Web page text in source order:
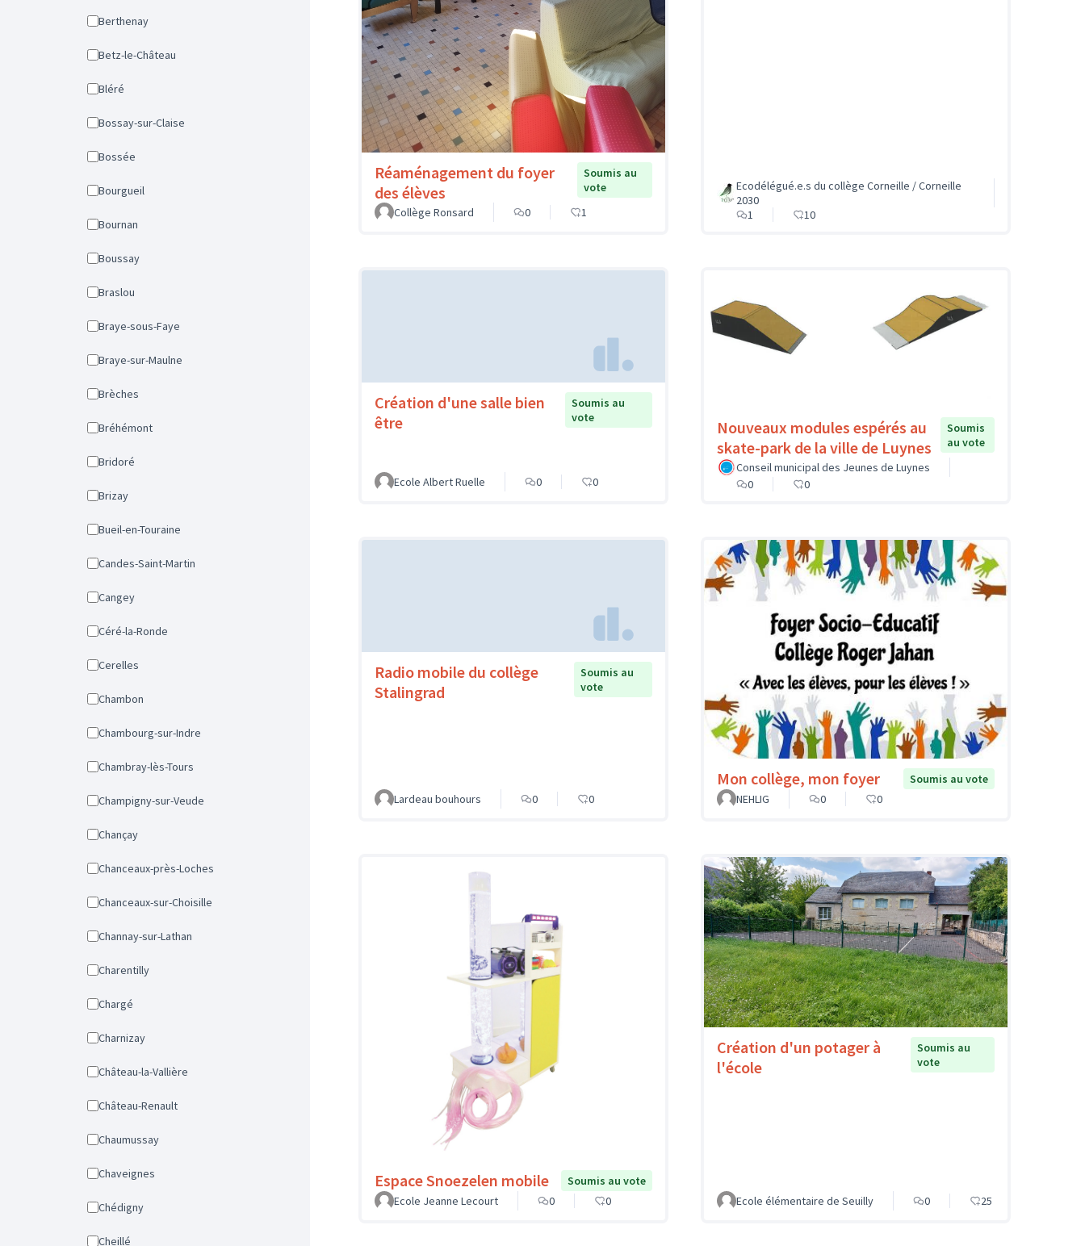
Berthenay
Betz-le-Château
Bléré
Bossay-sur-Claise
Bossée
Bourgueil
Bournan
Boussay
Braslou
Braye-sous-Faye
Braye-sur-Maulne
Brèches
Bréhémont
Bridoré
Brizay
Bueil-en-Touraine
Candes-Saint-Martin
Cangey
Céré-la-Ronde
Cerelles
Chambon
Chambourg-sur-Indre
Chambray-lès-Tours
Champigny-sur-Veude
Chançay
Chanceaux-près-Loches
Chanceaux-sur-Choisille
Channay-sur-Lathan
Charentilly
Chargé
Charnizay
Château-la-Vallière
Château-Renault
Chaumussay
Chaveignes
Chédigny
Cheillé
Réaménagement du foyer
des élèves
Soumis au
vote
Collège Ronsard
0 1
Ecodélégué.e.s du collège Corneille / Corneille
2030
1
10
Création d'une salle bien
être
Soumis au
vote
Ecole Albert Ruelle 0 0
Nouveaux modules espérés au
skate-park de la ville de Luynes
Soumis
au vote
Conseil municipal des Jeunes de Luynes
0
0
Radio mobile du collège
Stalingrad
Soumis au
vote
Lardeau bouhours 0 0
Mon collège, mon foyer
Soumis au vote
NEHLIG
0 0
Espace Snoezelen mobile
Soumis au vote
Ecole Jeanne Lecourt
0 0
Création d'un potager à
l'école
Soumis au
vote
Ecole élémentaire de Seuilly 0 25